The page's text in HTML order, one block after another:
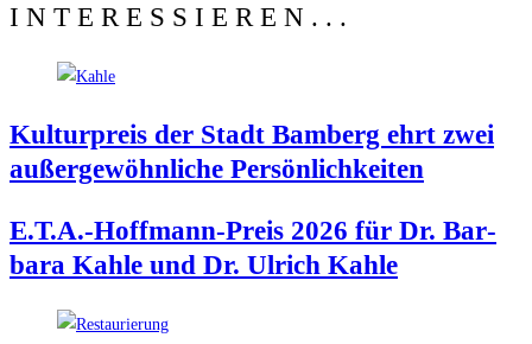
INTERESSIEREN...
Kul­tur­preis der Stadt Bam­berg ehrt zwei
außer­ge­wöhn­li­che Persönlichkeiten
E.T.A.-Hoffmann-Preis 2026 für Dr. Bar­
ba­ra Kah­le und Dr. Ulrich Kahle